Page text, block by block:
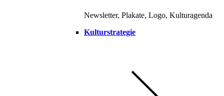
Newsletter, Plakate, Logo, Kulturagenda
Kulturstrategie